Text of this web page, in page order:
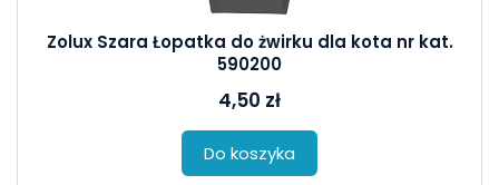
Zolux Szara Łopatka do żwirku dla kota nr kat.
590200
4,50 zł
Do koszyka